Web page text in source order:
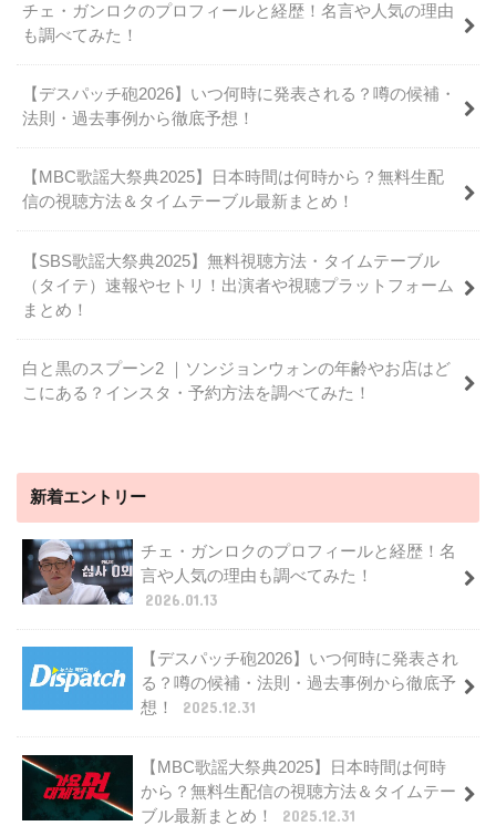
チェ・ガンロクのプロフィールと経歴！名言や人気の理由
も調べてみた！
【デスパッチ砲2026】いつ何時に発表される？噂の候補・
法則・過去事例から徹底予想！
【MBC歌謡大祭典2025】日本時間は何時から？無料生配
信の視聴方法＆タイムテーブル最新まとめ！
【SBS歌謡大祭典2025】無料視聴方法・タイムテーブル
（タイテ）速報やセトリ！出演者や視聴プラットフォーム
まとめ！
白と黒のスプーン2 ｜ソンジョンウォンの年齢やお店はど
こにある？インスタ・予約方法を調べてみた！
新着エントリー
チェ・ガンロクのプロフィールと経歴！名
言や人気の理由も調べてみた！
2026.01.13
【デスパッチ砲2026】いつ何時に発表され
る？噂の候補・法則・過去事例から徹底予
想！
2025.12.31
【MBC歌謡大祭典2025】日本時間は何時
から？無料生配信の視聴方法＆タイムテー
ブル最新まとめ！
2025.12.31